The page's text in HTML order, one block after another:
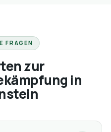
FRAGEN
zur
in